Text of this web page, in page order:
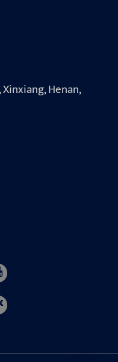
Henan,